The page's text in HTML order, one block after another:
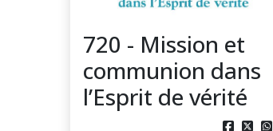
720 - Mission et
communion dans
l’Esprit de vérité
  